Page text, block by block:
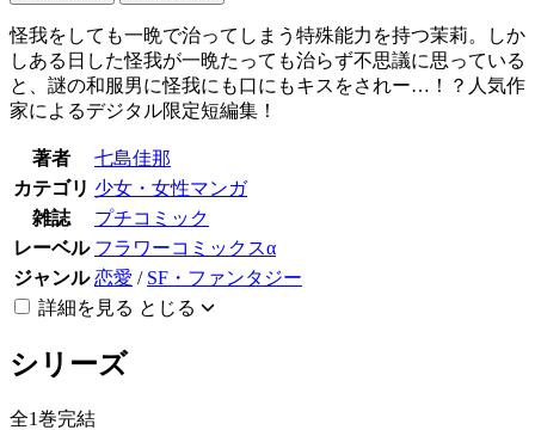
怪我をしても一晩で治ってしまう特殊能力を持つ茉莉。しか
しある日した怪我が一晩たっても治らず不思議に思っている
と、謎の和服男に怪我にも口にもキスをされー…！？人気作
家によるデジタル限定短編集！
著者
七島佳那
カテゴリ 少女・女性マンガ
雑誌
プチコミック
レーベル フラワーコミックスα
ジャンル 恋愛 / SF・ファンタジー
詳細を見る とじる
シリーズ
全1巻完結